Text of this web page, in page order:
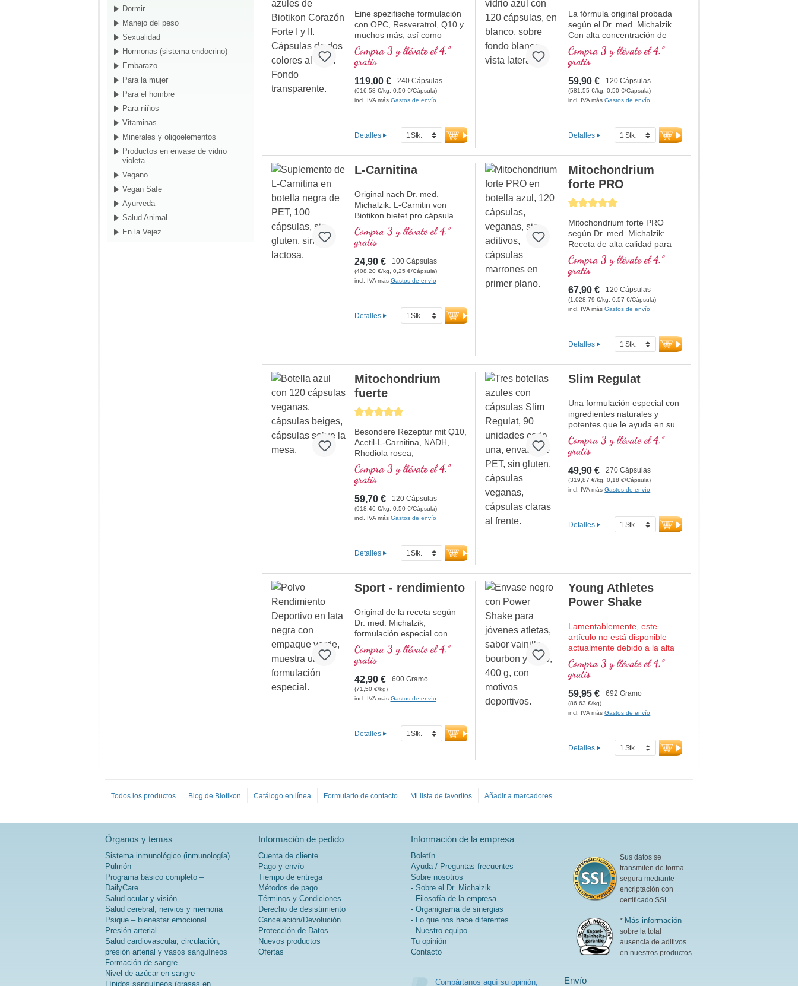
Dormir
Manejo del peso
Sexualidad
Hormonas (sistema endocrino)
Embarazo
Para la mujer
Para el hombre
Para niños
Vitaminas
Minerales y oligoelementos
Productos en envase de vidrio
violeta
Vegano
Vegan Safe
Ayurveda
Salud Animal
En la Vejez
Eine spezifische formulación
con OPC, Resveratrol, Q10 y
muchos más, así como
Tiamina, que contribuye a
una función cardíaca normal.
(Formulación 1 y Formulación
2)
Compra 3 y llévate el 4.º
gratis
119,00 € 240 Cápsulas
(616,58 €/kg, 0,50 €/Cápsula)
incl. IVA más Gastos de envío
Detalles
La fórmula original probada
según el Dr. med. Michalzik.
Con alta concentración de
importantes macro y
micronutrientes vegetales.
Con valioso glutatión, acetil-
L-carnitina de alta
biodisponibilidad. El
complemento óptimo para la
de Biotikon desde hace 23
años, producido en Alemania
tradición. Sin aditivos,
altamente puro y desarrollado
por un equipo médico con
fitonutrientes, macro y
dirección del Dr. med.
Alexander Michalzik.
Compra 3 y llévate el 4.º
gratis
59,90 € 120 Cápsulas
(581,55 €/kg, 0,50 €/Cápsula)
incl. IVA másGastos de envío
Detalles
L-Carnitina
Original nach Dr. med.
Michalzik: L-Carnitin von
Biotikon bietet pro cápsula
500 mg de L-Carnitina
tartrato pura. Esta
combinación de aminoácidos
desempeña un papel
importante en el metabolismo
energético del cuerpo y es
deporte. Sin aditivos y
empaquetado en un sello
apto para veganos.
más información sobre L-
Carnitina
Compra 3 y llévate el 4.º
gratis
24,90 € 100 Cápsulas
(408,20 €/kg, 0,25 €/Cápsula)
incl. IVA más Gastos de envío
Detalles
Calificación promedio de 5 de 5 estrellas
Mitochondrium
forte PRO
Mitochondrium forte PRO
según Dr. med. Michalzik:
Receta de alta calidad para
apoyar el metabolismo
energético y la salud celular.
Con NADH, Q10, resveratrol
y tiamina, que promueve el
metabolismo energético, así
como ácido R-alfa-lipoico en
aluminio y más de 20 años de
experiencia garantizan la más
médicos.
Mitochondrium forte PRO
Receta altamente
concentrada con
resveratrol, OPC y Q10
Promueve la energía
celular y el metabolismo
Ácido fólico bioactivo
(metiltetrahidrofolato)
Vegano, sin aditivos
artificiales
Compra 3 y llévate el 4.º
gratis
67,90 € 120 Cápsulas
(1.028,79 €/kg, 0,57 €/Cápsula)
incl. IVA másGastos de envío
Detalles
Calificación promedio de 5 de 5 estrellas
Mitochondrium
fuerte
Besondere Rezeptur mit Q10,
Acetil-L-Carnitina, NADH,
Rhodiola rosea,
Fosfatidilserina, Glutatión,
Cordyceps y Cobre, que
contribuye a un metabolismo
normal para la obtención de
energía (en forma de ATP en
la cadena de respiración
Compra 3 y llévate el 4.º
gratis
59,70 € 120 Cápsulas
(918,46 €/kg, 0,50 €/Cápsula)
incl. IVA más Gastos de envío
Detalles
Slim Regulat
Una formulación especial con
ingredientes naturales y
potentes que le ayuda en su
programa de pérdida de
peso.
Compra 3 y llévate el 4.º
gratis
49,90 € 270 Cápsulas
(319,87 €/kg, 0,18 €/Cápsula)
incl. IVA másGastos de envío
Detalles
Sport - rendimiento
Original de la receta según
Dr. med. Michalzik,
formulación especial con
arginina, BCAA, L-carnitina,
taurina, creatina y magnesio.
Compra 3 y llévate el 4.º
gratis
42,90 € 600 Gramo
(71,50 €/kg)
incl. IVA más Gastos de envío
Detalles
Young Athletes
Power Shake
Lamentablemente, este
artículo no está disponible
actualmente debido a la alta
demanda.
Batido de proteína de alta
calidad con todos los
aminoácidos esenciales
(EAAs) y aminoácidos
ribosa (azúcar muscular) y
acetil-L-carnitina, colágeno,
Más información sobre
Young Athletes Complete
Shake
de alta calidad con todos
los aminoácidos
esenciales
BCAAs para el desarrollo
muscular y la regeneración
Compra 3 y llévate el 4.º
gratis
59,95 € 692 Gramo
(86,63 €/kg)
incl. IVA másGastos de envío
Detalles
Todos los productos Blog de Biotikon Catálogo en línea Formulario de contacto Mi lista de favoritos Añadir a marcadores
Órganos y temas
Sistema inmunológico (inmunología)
Pulmón
Programa básico completo –
DailyCare
Salud ocular y visión
Salud cerebral, nervios y memoria
Psique – bienestar emocional
Presión arterial
Salud cardiovascular, circulación,
presión arterial y vasos sanguíneos
Formación de sangre
Nivel de azúcar en sangre
Lípidos sanguíneos (grasas en
Información de pedido
Cuenta de cliente
Pago y envío
Tiempo de entrega
Métodos de pago
Términos y Condiciones
Derecho de desistimiento
Cancelación/Devolución
Protección de Datos
Nuevos productos
Ofertas
Información de la empresa
Boletín
Ayuda / Preguntas frecuentes
Sobre nosotros
- Sobre el Dr. Michalzik
- Filosofía de la empresa
- Organigrama de sinergias
- Lo que nos hace diferentes
- Nuestro equipo
Tu opinión
Contacto
Compártanos aquí su opinión,
Sus datos se
transmiten de forma
segura mediante
encriptación con
certificado SSL.
* Más información
sobre la total
ausencia de aditivos
en nuestros productos
Envío